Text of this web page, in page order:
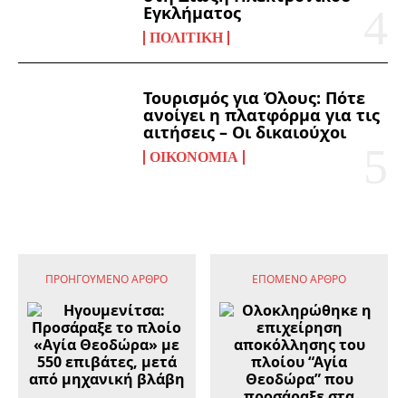
Εγκλήματος
ΠΟΛΙΤΙΚΉ
Τουρισμός για Όλους: Πότε
ανοίγει η πλατφόρμα για τις
αιτήσεις – Οι δικαιούχοι
ΟΙΚΟΝΟΜΊΑ
ΠΡΟΗΓΟΎΜΕΝΟ ΆΡΘΡΟ ΕΠΌΜΕΝΟ ΆΡΘΡΟ